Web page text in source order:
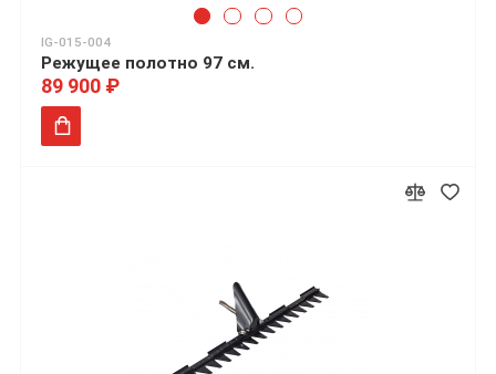
IG-015-004
Режущее полотно 97 см.
89 900 ₽